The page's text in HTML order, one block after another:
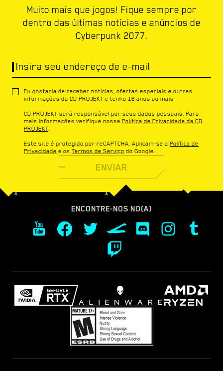
Muito mais que jogos! Fique sempre por
dentro das últimas notícias e anúncios de
Cyberpunk 2077.
Insira seu endereço de e-mail
Eu gostaria de receber notícias, ofertas especiais e outras
informações da CD PROJEKT e tenho 16 anos ou mais
CD PROJEKT será responsável por seus dados pessoais. Para
mais informações verifique nossa Política de Privacidade da CD
PROJEKT.
Este site é protegido por reCAPTCHA. Aplicam-se a Política de
Privacidade e os Termos de Serviço do Google.
ENVIAR
ENCONTRE-NOS NO(A)